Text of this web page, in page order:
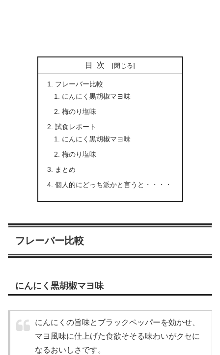
目次
フレーバー比較
にんにく黒胡椒マヨ味
梅のり塩味
試食レポート
にんにく黒胡椒マヨ味
梅のり塩味
まとめ
個人的にどっち派かと言うと・・・・
フレーバー比較
にんにく黒胡椒マヨ味
にんにくの旨味とブラックペッパーを効かせ、
マヨ風味に仕上げた食欲そそる味わいがクセに
なるおいしさです。